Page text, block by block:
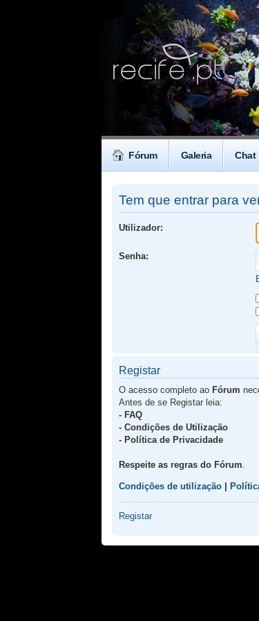
Fórum Galeria Chat
Tem que entrar para
Utilizador:
Senha:
Registar
O acesso completo ao Fórum
Antes de se Registar leia:
- FAQ
- Condições de Utilização
- Política de Privacidade
Respeite as regras do Fórum
Condições de utilização
Registar